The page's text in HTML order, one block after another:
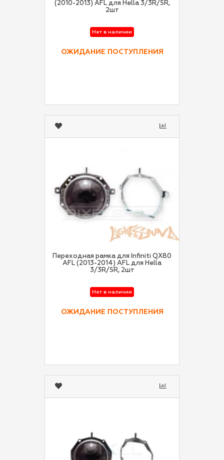
(2010-2013) AFL для Hella 3/3R/5R,
2шт
Нет в наличии
ОЖИДАНИЕ ПОСТУПЛЕНИЯ
Переходная рамка для Infiniti QX80
AFL (2013-2014) AFL для Hella
3/3R/5R, 2шт
Нет в наличии
ОЖИДАНИЕ ПОСТУПЛЕНИЯ